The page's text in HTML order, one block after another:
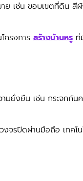
เช่น ขอบเขตที่ดิน สี
ครงการ สร้างบ้านหรู ที่
ยั่งยืน เช่น กระจกกัน
จรปิดผ่านมือถือ เทค